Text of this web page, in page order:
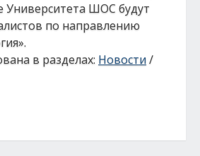
Университета ШОС будут
по направлению
в разделах: Новости/